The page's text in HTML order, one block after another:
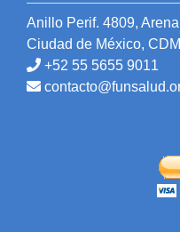
Anillo Perif. 4809,
Ciudad de México,
+52 55 5655 9011